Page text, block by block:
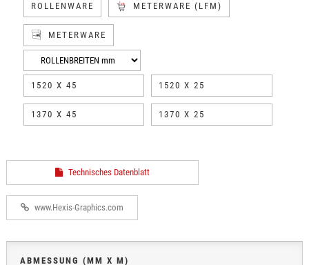
ROLLENWARE METERWARE (LFM)
METERWARE
1520 X 45 1520 X 25
1370 X 45 1370 X 25
Technisches Datenblatt
www.Hexis-Graphics.com
ABMESSUNG (MM X M)